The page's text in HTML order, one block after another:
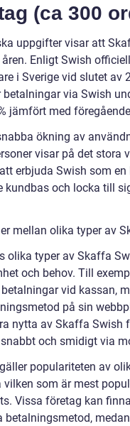
(ca 300
uppgifter visar att
Enligt Swish
i Sverige vid slutet av
via Swish
jämfört med
ökning av
visar på det stora
erbjuda Swish som
kundbas och locka till
mellan olika typer av
olika typer av Skaffa
och behov. Till
vid kassan,
på sin
nytta av Skaffa Swish
och smidigt via
populariteten av
vilken som är mest
Vissa företag kan
betalningsmetod,